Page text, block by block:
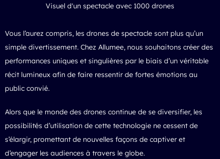
Visuel d'un spectacle avec 1000 drones
Vous l’aurez compris, les drones de spectacle sont plus qu’un
simple divertissement. Chez Allumee, nous souhaitons créer des
performances uniques et singulières par le biais d’un véritable
récit lumineux afin de faire ressentir de fortes émotions au
public convié.
Alors que le monde des drones continue de se diversifier, les
possibilités d’utilisation de cette technologie ne cessent de
s’élargir, promettant de nouvelles façons de captiver et
d’engager les audiences à travers le globe.